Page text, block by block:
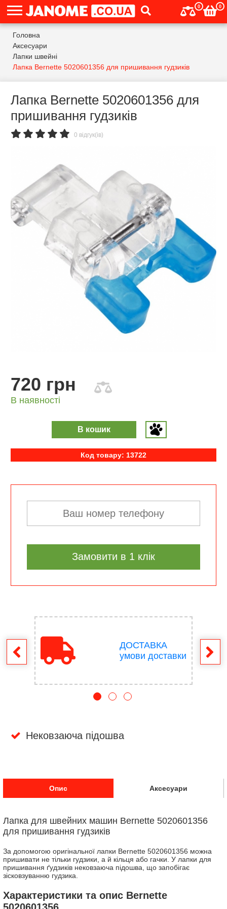
0 0
Головна
Аксесуари
Лапки швейні
Лапка Bernette 5020601356 для пришивання гудзиків
Лапка Bernette 5020601356 для
пришивання гудзиків
0 відгук(ів)
720 грн
В наявності
В кошик
Код товару: 13722
Замовити в 1 клік
ДОСТАВКА
умови доставки
Нековзаюча підошва
Опис Аксесуари
Лапка для швейних машин Bernette 5020601356
для пришивання гудзиків
За допомогою оригінальної лапки Bernette 5020601356 можна
пришивати не тільки гудзики, а й кільця або гачки. У лапки для
пришивання ґудзиків нековзаюча підошва, що запобігає
зісковзуванню гудзика.
Характеристики та опис Bernette